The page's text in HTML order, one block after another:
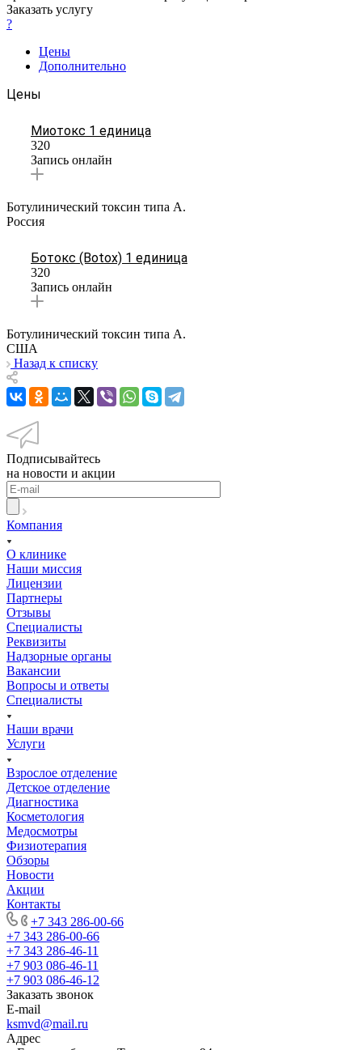
Заказать услугу
?
Цены
Дополнительно
Цены
Миотокс 1 единица
320
Запись онлайн
Ботулинический токсин типа А.
Россия
Ботокс (Botox) 1 единица
320
Запись онлайн
Ботулинический токсин типа А.
США
Назад к списку
Подписывайтесь
на новости и акции
Компания
О клинике
Наши миссия
Лицензии
Партнеры
Отзывы
Специалисты
Реквизиты
Надзорные органы
Вакансии
Вопросы и ответы
Специалисты
Наши врачи
Услуги
Взрослое отделение
Детское отделение
Диагностика
Косметология
Медосмотры
Физиотерапия
Обзоры
Новости
Акции
Контакты
+7 343 286-00-66
+7 343 286-00-66
+7 343 286-46-11
+7 903 086-46-11
+7 903 086-46-12
Заказать звонок
E-mail
ksmvd@mail.ru
Адрес